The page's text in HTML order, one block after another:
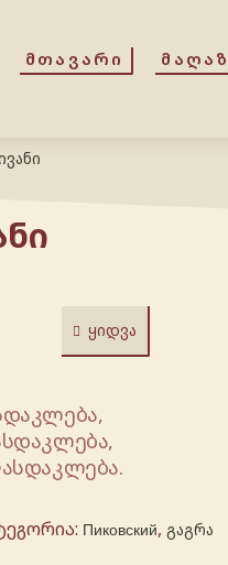
ᲛᲗᲐᲕᲐᲠᲘ
ᲧᲘᲓᲕᲐ
Пиковский, გაგრა